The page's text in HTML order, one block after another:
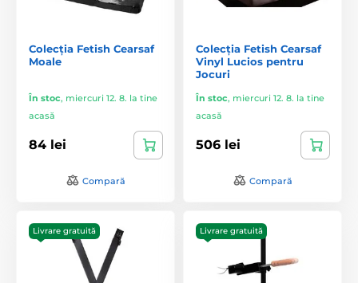
Colecția Fetish Cearsaf
Moale
În stoc, miercuri 12. 8. la tine
acasă
84 lei
Compară
Colecția Fetish Cearsaf
Vinyl Lucios pentru
Jocuri
În stoc, miercuri 12. 8. la tine
acasă
506 lei
Compară
Livrare gratuită Livrare gratuită